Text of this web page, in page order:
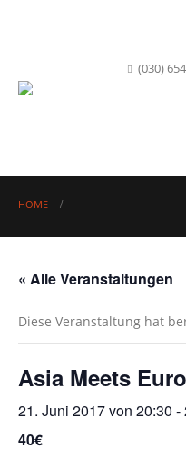
(030)
HOME
« Alle Veranstaltungen
Diese Veranstaltung hat
Asia Meets
21. Juni 2017 von 20:30 -
40€